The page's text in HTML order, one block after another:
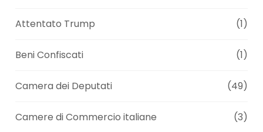
Attentato Trump (1)
Beni Confiscati (1)
Camera dei Deputati (49)
Camere di Commercio italiane (3)